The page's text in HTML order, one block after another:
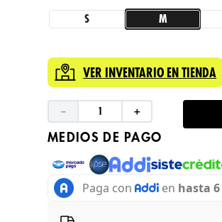
S M
VER INVENTARIO EN TIENDA
＋
－
MEDIOS DE PAGO